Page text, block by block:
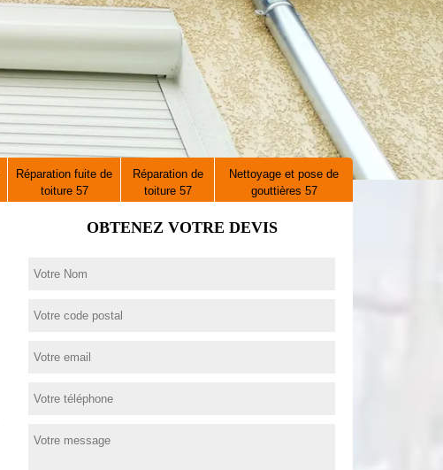
Réparation fuite de
toiture 57
Réparation de
toiture 57
Nettoyage et pose de
gouttières 57
OBTENEZ VOTRE DEVIS